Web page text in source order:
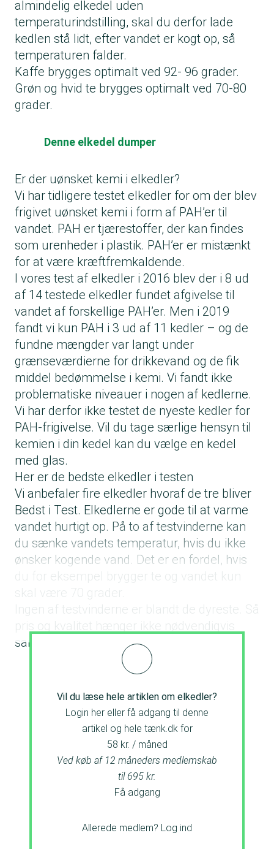
almindelig elkedel uden
temperaturindstilling, skal du derfor lade
kedlen stå lidt, efter vandet er kogt op, så
temperaturen falder.
Kaffe brygges optimalt ved 92- 96 grader.
Grøn og hvid te brygges optimalt ved 70-80
grader.
Denne elkedel dumper
Er der uønsket kemi i elkedler?
Vi har tidligere testet elkedler for om der blev
frigivet uønsket kemi i form af PAH’er til
vandet. PAH er tjærestoffer, der kan findes
som urenheder i plastik. PAH’er er mistænkt
for at være kræftfremkaldende.
I vores test af elkedler i 2016 blev der i 8 ud
af 14 testede elkedler fundet afgivelse til
vandet af forskellige PAH’er. Men i 2019
fandt vi kun PAH i 3 ud af 11 kedler – og de
fundne mængder var langt under
grænseværdierne for drikkevand og de fik
middel bedømmelse i kemi. Vi fandt ikke
problematiske niveauer i nogen af kedlerne.
Vi har derfor ikke testet de nyeste kedler for
PAH-frigivelse. Vil du tage særlige hensyn til
kemien i din kedel kan du vælge en kedel
med glas.
Her er de bedste elkedler i testen
Vi anbefaler fire elkedler hvoraf de tre bliver
Bedst i Test. Elkedlerne er gode til at varme
vandet hurtigt op. På to af testvinderne kan
du sænke vandets temperatur, hvis du ikke
ønsker kogende vand. Det er en fordel, hvis
skal være 70 grader.
Ingen af testvinderne er blandt de dyreste. Så
pris og kvalitet hænger ikke nødvendigvis
sammen, når du køber elkedel.
Vil du læse hele artiklen om elkedler?
Login her eller få adgang til denne
artikel og hele tænk.dk for
58 kr. / måned
Ved køb af 12 måneders medlemskab
til 695 kr.
Få adgang
Allerede medlem? Log ind